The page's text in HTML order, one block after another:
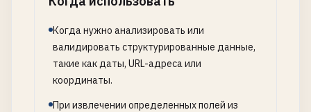
Когда нужно анализировать или
валидировать структурированные данные,
такие как даты, URL-адреса или
координаты.
При извлечении определенных полей из